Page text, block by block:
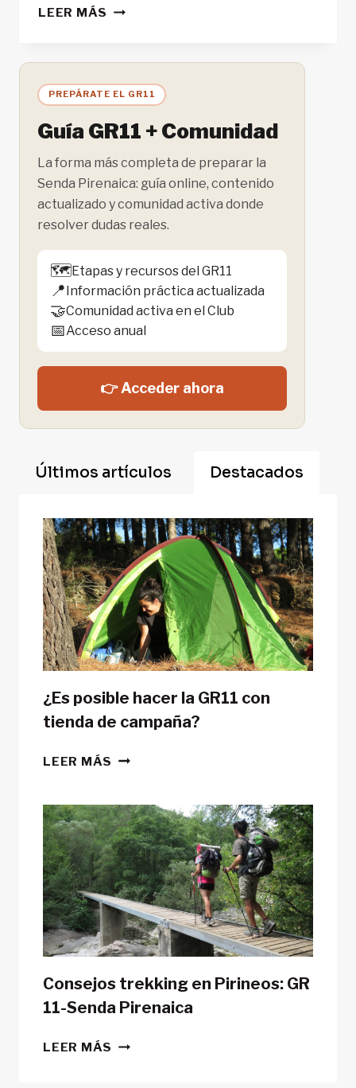
LEER MÁS LAS
NATURALES
DE
LOS
PIRINEOS
PREPÁRATE EL GR11
Guía GR11 + Comunidad
La forma más completa de preparar la
Senda Pirenaica: guía online, contenido
actualizado y comunidad activa donde
resolver dudas reales.
🗺️Etapas y recursos del GR11
📍Información práctica actualizada
🤝Comunidad activa en el Club
📅Acceso anual
👉 Acceder ahora
Últimos artículos Destacados
¿Es posible hacer la GR11 con
tienda de campaña?
LEER MÁS ¿ES
LA
GR11
CON
TIENDA
DE
CAMPAÑA?
Consejos trekking en Pirineos: GR
11-Senda Pirenaica
LEER MÁS CONSEJOS